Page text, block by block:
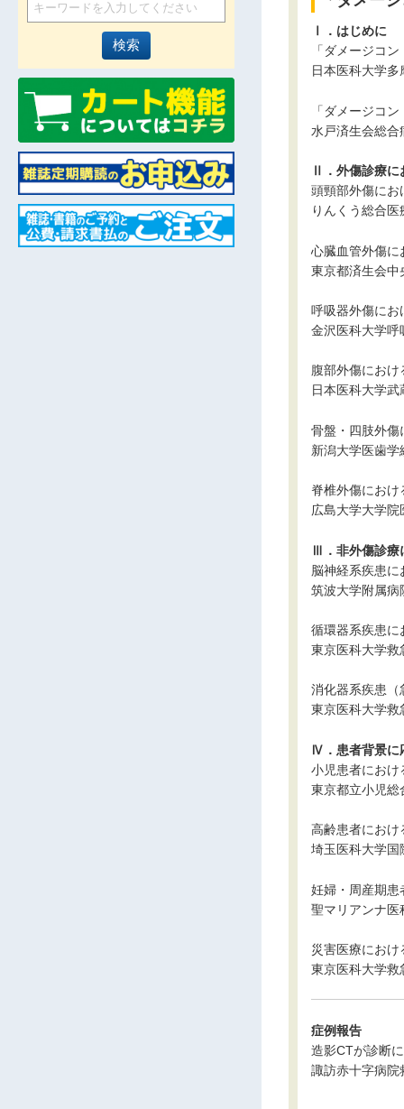
Ⅰ．はじめに
「ダメージコ
日本医科大学
「ダメージコ
水戸済生会総合
Ⅱ．外傷診療に
頭頸部外傷にお
りんくう総合
心臓血管外傷に
東京都済生会中
呼吸器外傷にお
金沢医科大学呼
腹部外傷にお
日本医科大学
骨盤・四肢外傷
新潟大学医歯
脊椎外傷にお
広島大学大学
Ⅲ．非外傷診療
脳神経系疾患
筑波大学附属病
循環器系疾患に
東京医科大学救
消化器系疾患（
東京医科大学救
Ⅳ．患者背景に
小児患者におけ
東京都立小児
高齢患者におけ
埼玉医科大学
妊婦・周産期患
聖マリアンナ
災害医療にお
東京医科大学救
症例報告
造影CTが診断
諏訪赤十字病